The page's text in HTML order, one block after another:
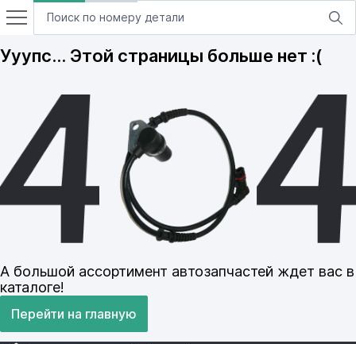
Ууупс… Этой страницы больше нет :(
А большой ассортимент автозапчастей ждет вас в
каталоге!
Перейти на главную